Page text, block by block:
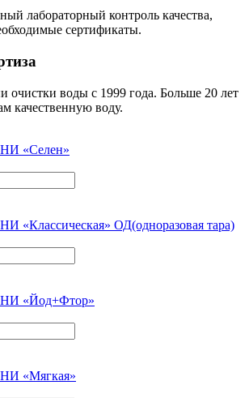
лабораторный контроль качества,
сертификаты.
очистки воды с 1999 года. Больше 20 лет
качественную воду.
«Селен»
ОД(одноразовая тара)
«Йод+Фтор»
«Мягкая»